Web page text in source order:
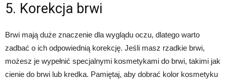
5. Korekcja brwi
Brwi mają duże znaczenie dla wyglądu oczu, dlatego warto
zadbać o ich odpowiednią korekcję. Jeśli masz rzadkie brwi,
możesz je wypełnić specjalnymi kosmetykami do brwi, takimi jak
cienie do brwi lub kredka. Pamiętaj, aby dobrać kolor kosmetyku